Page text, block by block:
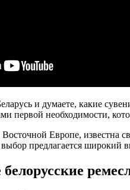
и думаете, какие
первой необходимости,
Восточной Европе,
предлагается широкий